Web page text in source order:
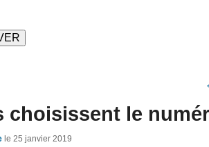
choisissent le
le 25 janvier 2019